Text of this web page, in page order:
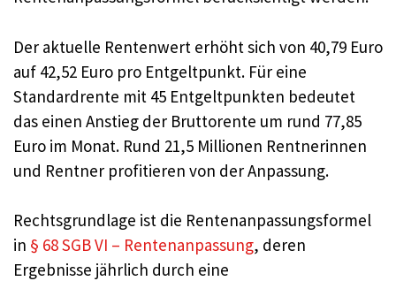
Der aktuelle Rentenwert erhöht sich von 40,79 Euro
auf 42,52 Euro pro Entgeltpunkt. Für eine
Standardrente mit 45 Entgeltpunkten bedeutet
das einen Anstieg der Bruttorente um rund 77,85
Euro im Monat. Rund 21,5 Millionen Rentnerinnen
und Rentner profitieren von der Anpassung.
Rechtsgrundlage ist die Rentenanpassungsformel
in § 68 SGB VI – Rentenanpassung, deren
Ergebnisse jährlich durch eine